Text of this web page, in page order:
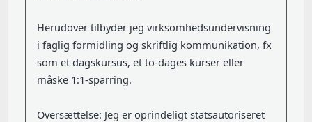
Herudover tilbyder jeg virksomhedsundervisning
i faglig formidling og skriftlig kommunikation, fx
som et dagskursus, et to-dages kurser eller
måske 1:1-sparring.
Oversættelse: Jeg er oprindeligt statsautoriseret